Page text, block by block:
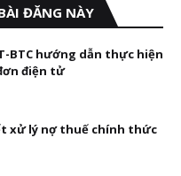
ĐĂNG NÀY
BTC hướng dẫn thực hiện
điện tử
xử lý nợ thuế chính thức